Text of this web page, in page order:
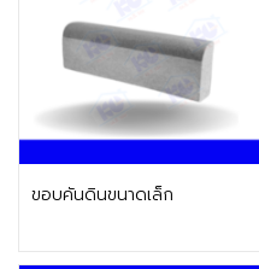
ขอบคันดินขนาดเล็ก
ติดต่อฝ่ายขาย